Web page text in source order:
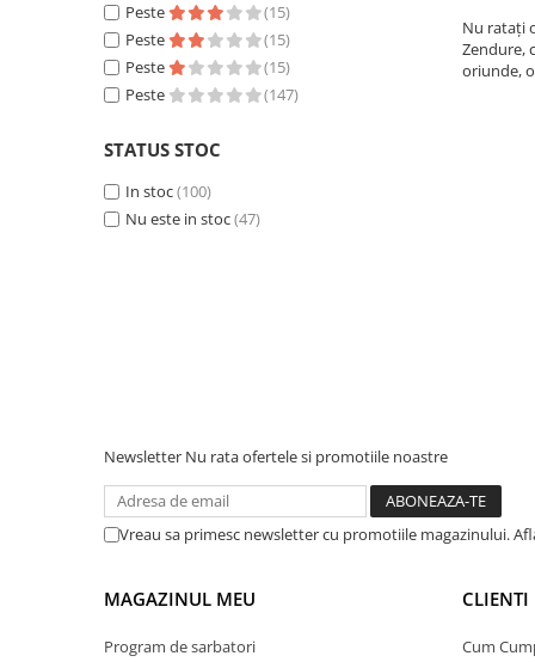
Termometre
Multimetre de Banc
Accesorii instrumente de masura
Camere Termice
Osciloscoape
Lichidare stoc
Peste
(15)
Peste
(15)
Peste
(15)
Peste
(147)
STATUS STOC
In stoc(100)
Nu este in stoc(47)
Nu ratați
Zendure,
oriunde,
Newsletter Nu rata ofertele si promotiile noastre
Vreau sa primesc newsletter cu promotiile magazinului.
MAGAZINUL MEU
Program de sarbatori
CLIENTI
Cum